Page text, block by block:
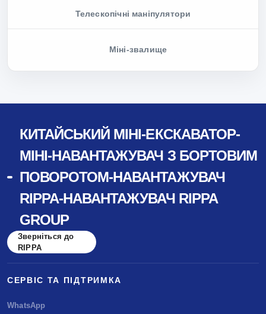
Телескопічні маніпулятори
Міні-звалище
КИТАЙСЬКИЙ МІНІ-ЕКСКАВАТОР-
МІНІ-НАВАНТАЖУВАЧ З БОРТОВИМ
ПОВОРОТОМ-НАВАНТАЖУВАЧ
RIPPA-НАВАНТАЖУВАЧ RIPPA
GROUP
Зверніться до
RIPPA
СЕРВІС ТА ПІДТРИМКА
WhatsApp